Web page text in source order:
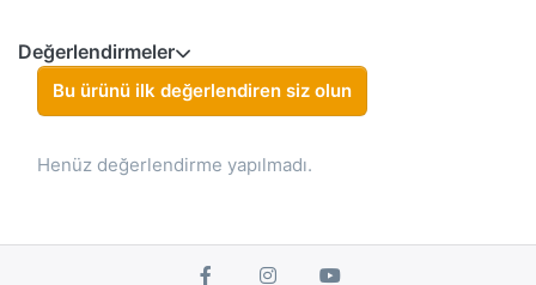
Değerlendirmeler
Bu ürünü ilk değerlendiren siz olun
Henüz değerlendirme yapılmadı.